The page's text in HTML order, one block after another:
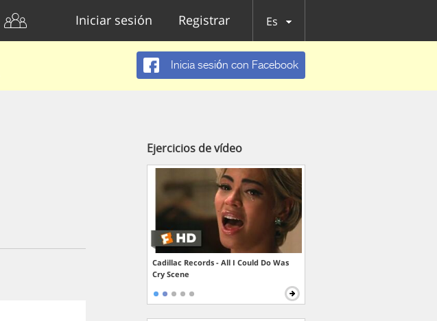
Iniciar sesión Registrar Es
Inicia sesión con Facebook
Ejercicios de vídeo
Cadillac Records - All I Could Do Was
Cry Scene